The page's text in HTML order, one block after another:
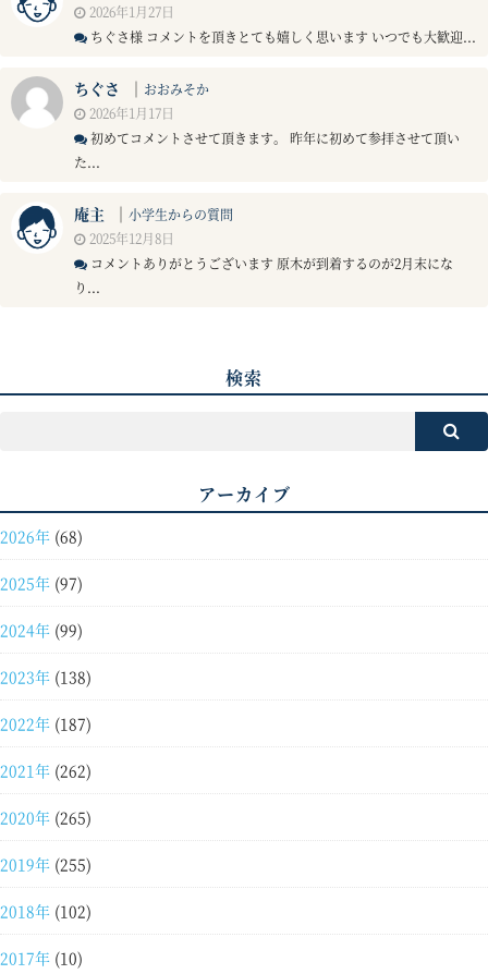
2026年1月27日
ちぐさ様 コメントを頂きとても嬉しく思います いつでも大歓迎...
ちぐさ ｜ おおみそか
2026年1月17日
初めてコメントさせて頂きます。 昨年に初めて参拝させて頂い
た...
庵主 ｜ 小学生からの質問
2025年12月8日
コメントありがとうございます 原木が到着するのが2月末にな
り...
検索
アーカイブ
2026年 (68)
2025年 (97)
2024年 (99)
2023年 (138)
2022年 (187)
2021年 (262)
2020年 (265)
2019年 (255)
2018年 (102)
2017年 (10)